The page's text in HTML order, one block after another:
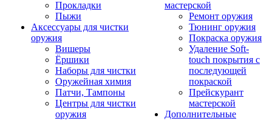
Прокладки
Пыжи
Аксессуары для чистки
оружия
Вишеры
Ёршики
Наборы для чистки
Оружейная химия
Патчи, Тампоны
Центры для чистки
оружия
мастерской
Ремонт оружия
Тюнинг оружия
Покраска оружия
Удаление Soft-
touch покрытия с
последующей
покраской
Прейскурант
мастерской
Дополнительные